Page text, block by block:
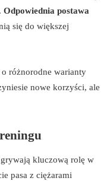
Odpowiednia postawa
się do większej
różnorodne warianty
nowe korzyści, ale
kluczową rolę w
pasa z ciężarami